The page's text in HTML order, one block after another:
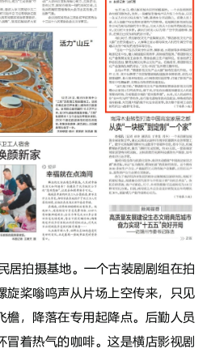
居拍摄基地。一个古装剧剧组在拍
旋桨嗡鸣声从片场上空传来，只见
檐，降落在专用起降点。后勤人员
冒着热气的咖啡。这是横店影视剧